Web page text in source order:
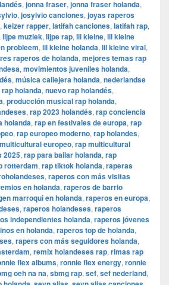
, jonna fraser, jonna fraser holanda,
, josylvio canciones, joyas raperos
, keizer rapper, latifah canciones, latifah rap,
lijpe muziek, lijpe rap, lil kleine, lil kleine
probleem, lil kleine holanda, lil kleine viral,
raperos de holanda, mejores temas rap
, movimientos juveniles holanda,
, música callejera holanda, nederlandse
holanda, nuevo rap holandés,
, producción musical rap holanda,
, rap 2023 holandés, rap conciencia
holanda, rap en festivales de europa, rap
, rap europeo moderno, rap holandes,
europeo, rap multicultural
2025, rap para bailar holanda, rap
rotterdam, rap tiktok holanda, raperas
, raperos con más visitas
en holanda, raperos de barrio
marroquí en holanda, raperos en europa,
, raperos holandeses, raperos
independientes holanda, raperos jóvenes
en holanda, raperos top de holanda,
, rapers con más seguidores holanda,
, remix holandeses rap, rimas rap
flex albums, ronnie flex energy, ronnie
oeh na na, sbmg rap, sef, sef nederland,